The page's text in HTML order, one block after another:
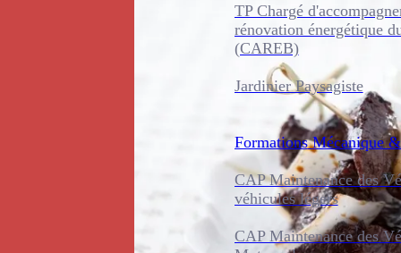
TP Chargé
rénovation énergétique
(CAREB)
Jardinier Paysagiste
Formations Mécanique
CAP Maintenance des
véhicules légers
CAP Maintenance des